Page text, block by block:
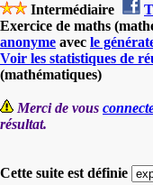
Intermédiaire
Exercice de maths
anonyme avec le
Voir les statistiques de
(mathématiques)
Merci de vous
résultat.
Cette suite est définie